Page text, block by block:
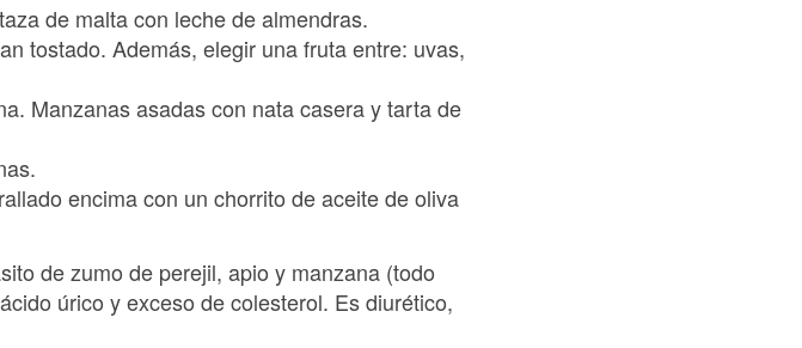
de malta con leche de almendras.
tostado. Además, elegir una fruta entre: uvas,
Manzanas asadas con nata casera y tarta de
encima con un chorrito de aceite de oliva
de zumo de perejil, apio y manzana (todo
úrico y exceso de colesterol. Es diurético,